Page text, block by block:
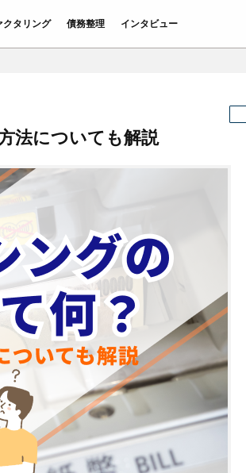
クタリング 債務整理 インタビュー
法についても解説